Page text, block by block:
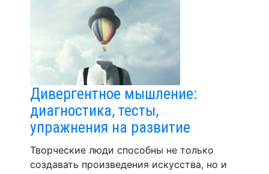
Дивергентное мышление:
диагностика, тесты,
упражнения на развитие
Творческие люди способны не только
создавать произведения искусства, но и